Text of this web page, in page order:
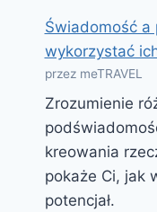
Świadomość a
wykorzystać
przez meTRAVEL
Zrozumienie
kreowania
pokaże Ci, jak
potencjał.